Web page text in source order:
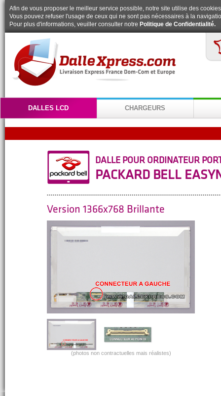
Afin de vous proposer le meilleur service possible, notre site utilise des
Vous pouvez refuser l'usage de ceux qui ne sont pas nécessaires à la
Pour plus d'informations, veuiller consulter notre Politique de Confidentialité.
DALLES LCD CHARGEURS
DALLE POUR ORDINATEUR
PACKARD BELL
Version 1366x768 Brillante
(photos non contractuelles mais réalistes)